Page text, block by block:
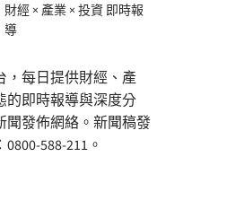
財經 × 產業 × 投資 即時報
導
，每日提供財經、產
的即時報導與深度分
聞發佈網絡。新聞稿發
588-211。